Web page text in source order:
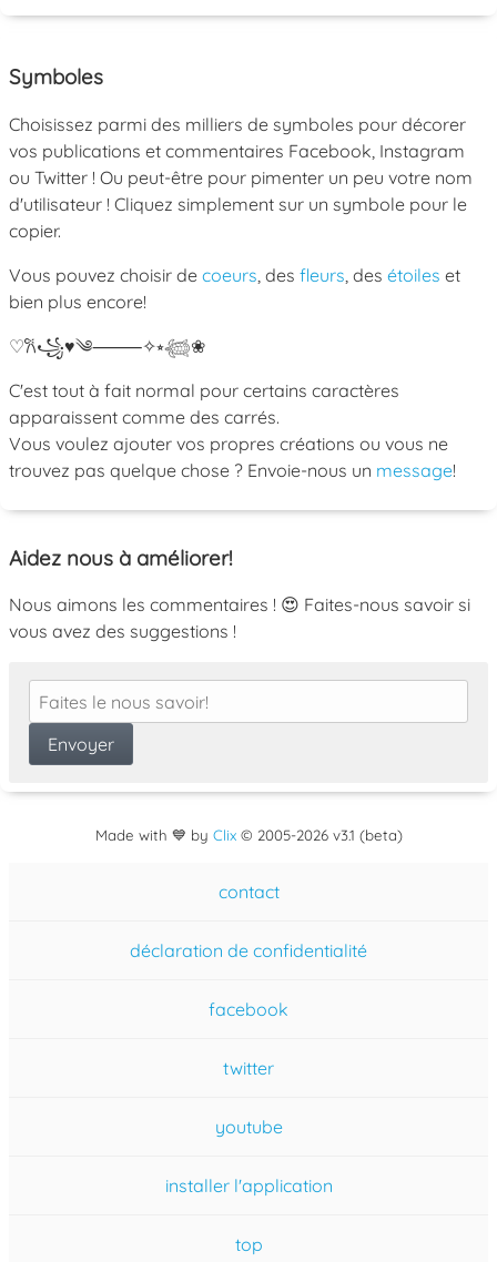
Symboles
Choisissez parmi des milliers de symboles pour décorer
vos publications et commentaires Facebook, Instagram
ou Twitter ! Ou peut-être pour pimenter un peu votre nom
d'utilisateur ! Cliquez simplement sur un symbole pour le
copier.
Vous pouvez choisir de coeurs , des fleurs , des étoiles et
bien plus encore!
♡𐙚꧁♥༄⸻✧⭒𓆉❀
C'est tout à fait normal pour certains caractères
apparaissent comme des carrés.
Vous voulez ajouter vos propres créations ou vous ne
trouvez pas quelque chose ? Envoie-nous un message!
Aidez nous à améliorer!
Nous aimons les commentaires ! 😍 Faites-nous savoir si
vous avez des suggestions !
Made with 💙 by Clix© 2005-2026 v3.1 (beta)
contact
déclaration de confidentialité
facebook
twitter
youtube
installer l'application
top